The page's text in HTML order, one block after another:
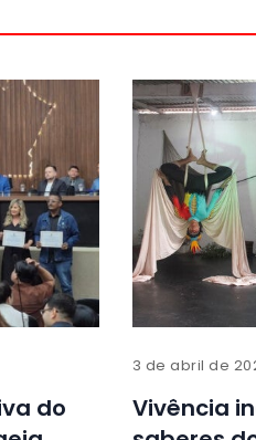
do
3 de abril de
Vivência